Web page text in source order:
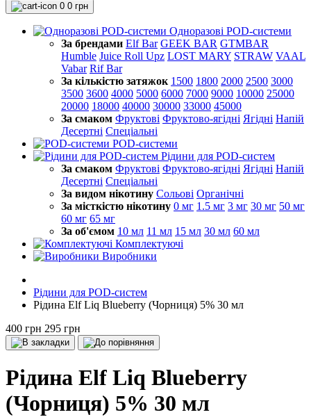
0 0 грн
Одноразові POD-системи
За брендами Elf Bar GEEK BAR GTMBAR
Humble Juice Roll Upz LOST MARY STRAW VAAL
Vabar Rif Bar
За кількістю затяжок 1500 1800 2000 2500 3000
3500 3600 4000 5000 6000 7000 9000 10000 25000
20000 18000 40000 30000 33000 45000
За смаком Фруктові Фруктово-ягідні Ягідні Напій
Десертні Спеціальні
POD-системи
Рідини для POD-систем
За смаком Фруктові Фруктово-ягідні Ягідні Напій
Десертні Спеціальні
За видом нікотину Сольові Органічні
За місткістю нікотину 0 мг 1.5 мг 3 мг 30 мг 50 мг
60 мг 65 мг
За об'ємом 10 мл 11 мл 15 мл 30 мл 60 мл
Комплектуючі
Виробники
Рідини для POD-систем
Рідина Elf Liq Blueberry (Чорниця) 5% 30 мл
400 грн 295 грн
Рідина Elf Liq Blueberry
(Чорниця) 5% 30 мл